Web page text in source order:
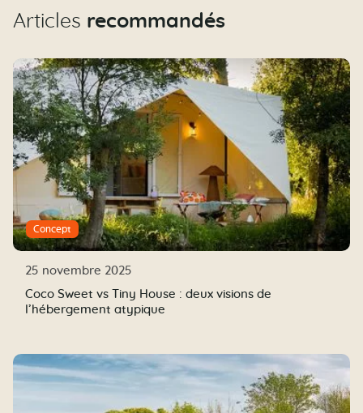
Articles recommandés
Concept
25 novembre 2025
Coco Sweet vs Tiny House : deux visions de
l’hébergement atypique